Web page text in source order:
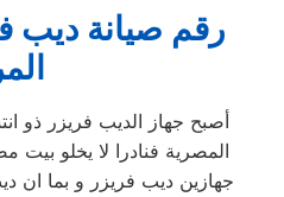
رقم صيانة ديب
أصبح جهاز الديب فريزر ذو
المصرية فنادرا لا يخلو بيت
جهازين ديب فريزر و بما ان